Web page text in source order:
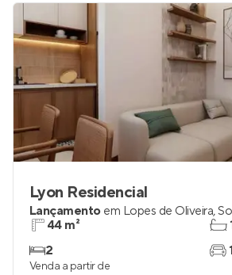
Lyon Residencial
Lançamento em Lopes de Oliveira,
44 m²
2
Venda a partir de